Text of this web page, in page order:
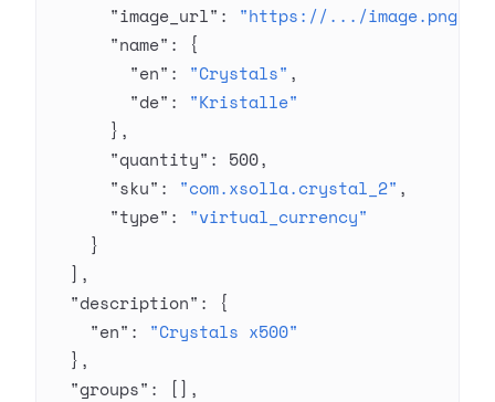
      "image_url"
: "https://.../image.png"
      "name"
: {
        "en"
: "Crystals" ,
        "de"
: "Kristalle"
      },
      "quantity"
: 500,
      "sku"
: "com.xsolla.crystal_2" ,
      "type"
: "virtual_currency"
    }
  ],
  "description"
: {
    "en"
: "Crystals x500"
  },
  "groups"
: [],